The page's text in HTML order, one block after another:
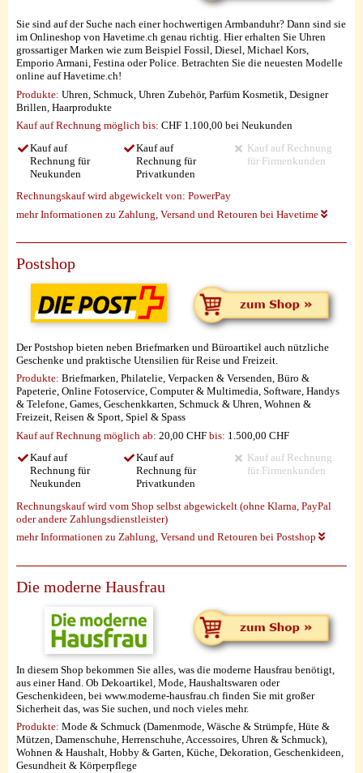
Sie sind auf der Suche nach einer hochwertigen Armbanduhr? Dann sind sie
im Onlineshop von Havetime.ch genau richtig. Hier erhalten Sie Uhren
grossartiger Marken wie zum Beispiel Fossil, Diesel, Michael Kors,
Emporio Armani, Festina oder Police. Betrachten Sie die neuesten Modelle
online auf Havetime.ch!
Produkte: Uhren, Schmuck, Uhren Zubehör, Parfüm Kosmetik, Designer
Brillen, Haarprodukte
Kauf auf Rechnung möglich bis: CHF 1.100,00 bei Neukunden
Kauf auf
Rechnung für
Neukunden
Kauf auf
Rechnung für
Privatkunden
Kauf auf Rechnung
für Firmenkunden
Rechnungskauf wird abgewickelt von: PowerPay
mehr Informationen zu Zahlung, Versand und Retouren bei Havetime
Postshop
Der Postshop bieten neben Briefmarken und Büroartikel auch nützliche
Geschenke und praktische Utensilien für Reise und Freizeit.
Produkte: Briefmarken, Philatelie, Verpacken & Versenden, Büro &
Papeterie, Online Fotoservice, Computer & Multimedia, Software, Handys
& Telefone, Games, Geschenkkarten, Schmuck & Uhren, Wohnen &
Freizeit, Reisen & Sport, Spiel & Spass
Kauf auf Rechnung möglich ab: 20,00 CHF bis: 1.500,00 CHF
Kauf auf
Rechnung für
Neukunden
Kauf auf
Rechnung für
Privatkunden
Kauf auf Rechnung
für Firmenkunden
Rechnungskauf wird vom Shop selbst abgewickelt (ohne Klarna, PayPal
oder andere Zahlungsdienstleister)
mehr Informationen zu Zahlung, Versand und Retouren bei Postshop
Die moderne Hausfrau
In diesem Shop bekommen Sie alles, was die moderne Hausfrau benötigt,
aus einer Hand. Ob Dekoartikel, Mode, Haushaltswaren oder
Geschenkideen, bei www.moderne-hausfrau.ch finden Sie mit großer
Sicherheit das, was Sie suchen, und noch vieles mehr.
Produkte: Mode & Schmuck (Damenmode, Wäsche & Strümpfe, Hüte &
Mützen, Damenschuhe, Herrenschuhe, Accessoires, Uhren & Schmuck),
Wohnen & Haushalt, Hobby & Garten, Küche, Dekoration, Geschenkideen,
Gesundheit & Körperpflege